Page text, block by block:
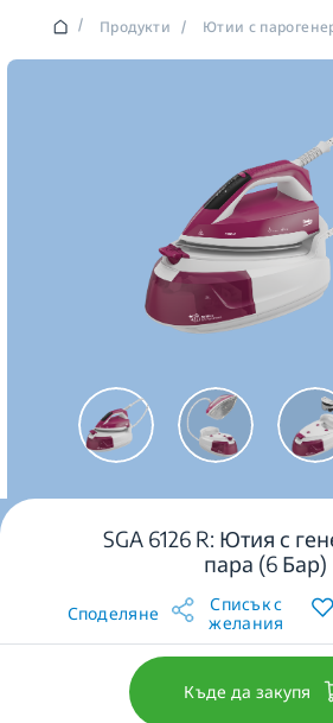
/ Продукти / Ютии с
SGA 6126 R: Ютия с
пара (6 Бар)
Споделяне
Списък с
желания
Къде да закупя